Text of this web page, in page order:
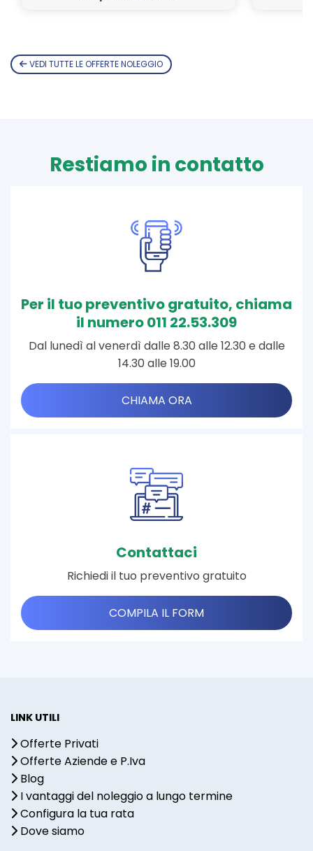
VEDI TUTTE LE OFFERTE NOLEGGIO
Restiamo in contatto
Per il tuo preventivo gratuito, chiama
il numero 011 22.53.309
Dal lunedì al venerdì dalle 8.30 alle 12.30 e dalle
14.30 alle 19.00
CHIAMA ORA
Contattaci
Richiedi il tuo preventivo gratuito
COMPILA IL FORM
LINK UTILI
Offerte Privati
Offerte Aziende e P.Iva
Blog
I vantaggi del noleggio a lungo termine
Configura la tua rata
Dove siamo